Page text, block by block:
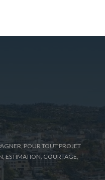
POUR TOUT PROJET
ESTIMATION, COURTAGE,